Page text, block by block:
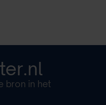
bron in het